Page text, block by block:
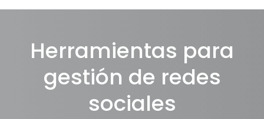
Herramientas para
gestión de redes
sociales